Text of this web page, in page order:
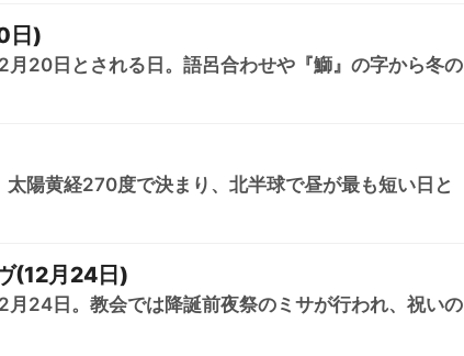
日)
月20日とされる日。語呂合わせや『鰤』の字から冬の
太陽黄経270度で決まり、北半球で昼が最も短い日と
(12月24日)
月24日。教会では降誕前夜祭のミサが行われ、祝いの